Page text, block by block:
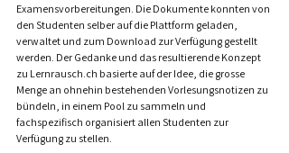
Examensvorbereitungen. Die Dokumente konnten von
den Studenten selber auf die Plattform geladen,
verwaltet und zum Download zur Verfügung gestellt
werden. Der Gedanke und das resultierende Konzept
zu Lernrausch.ch basierte auf der Idee, die grosse
Menge an ohnehin bestehenden Vorlesungsnotizen zu
bündeln, in einem Pool zu sammeln und
fachspezifisch organisiert allen Studenten zur
Verfügung zu stellen.